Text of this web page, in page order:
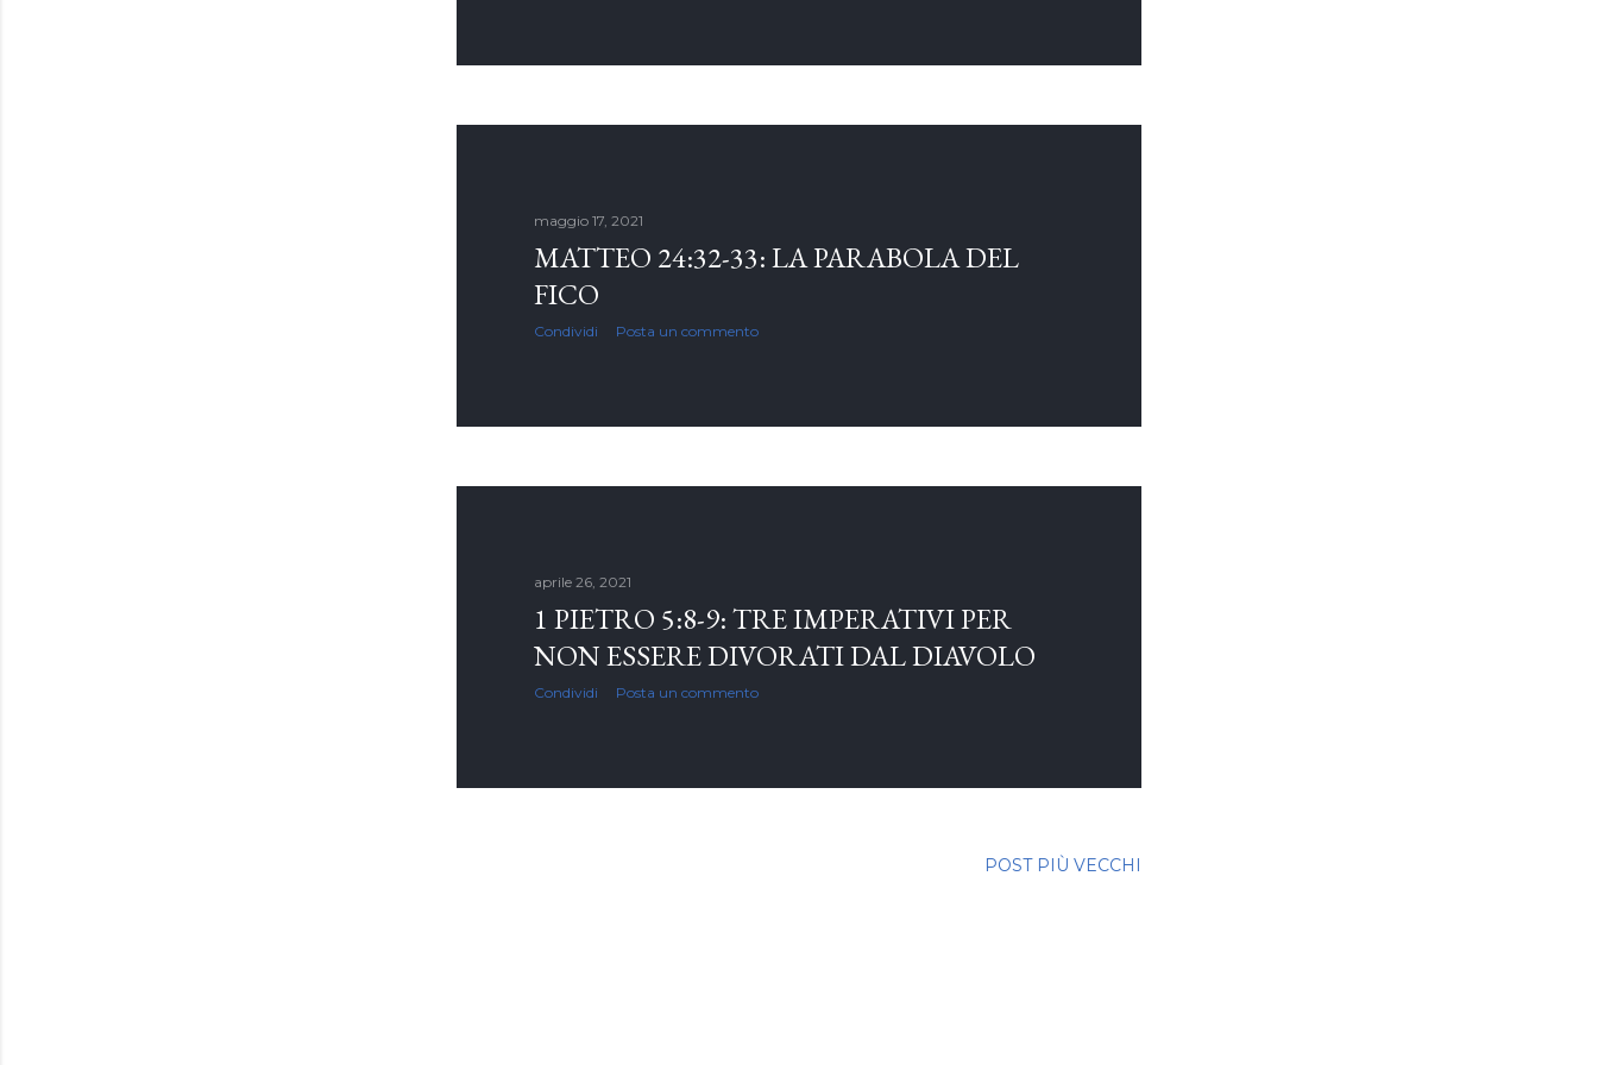
maggio 17, 2021
MATTEO 24:32-33: LA PARABOLA DEL
FICO
Condividi Posta un commento
aprile 26, 2021
1 PIETRO 5:8-9: TRE IMPERATIVI PER
NON ESSERE DIVORATI DAL DIAVOLO
Condividi Posta un commento
POST PIÙ VECCHI